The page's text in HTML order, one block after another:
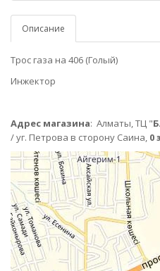
Описание
Трос газа на 406 (Голый)
Инжектор
Адрес магазина: Алматы,ТЦ "
/ уг. Петрова в сторону Саина, 0